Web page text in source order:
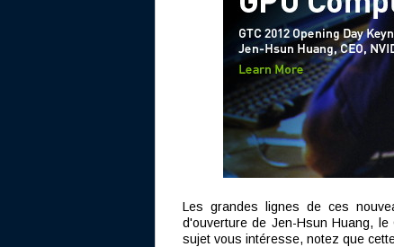
Les grandes lignes de ces
d'ouverture de Jen-Hsun Huang,
sujet vous intéresse, notez que